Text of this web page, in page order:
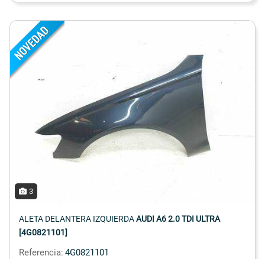
3
ALETA DELANTERA IZQUIERDAAUDI A6 2.0 TDI ULTRA
[4G0821101]
Referencia: 4G0821101